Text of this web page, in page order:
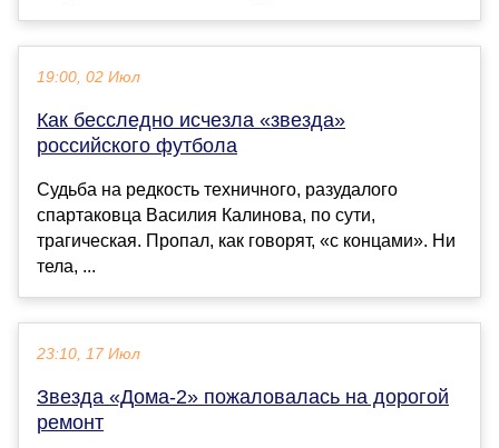
19:00, 02 Июл
Как бесследно исчезла «звезда»
российского футбола
Судьба на редкость техничного, разудалого
спартаковца Василия Калинова, по сути,
трагическая. Пропал, как говорят, «с концами». Ни
тела, ...
23:10, 17 Июл
Звезда «Дома-2» пожаловалась на дорогой
ремонт